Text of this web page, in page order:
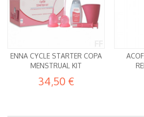
ENNA CYCLE STARTER COPA
MENSTRUAL KIT
34,50 €